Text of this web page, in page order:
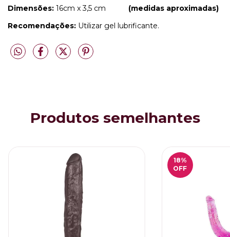
Dimensões: 16cm x 3,5 cm
(medidas aproximadas)
Recomendações: Utilizar gel lubrificante.
Produtos semelhantes
18%
OFF